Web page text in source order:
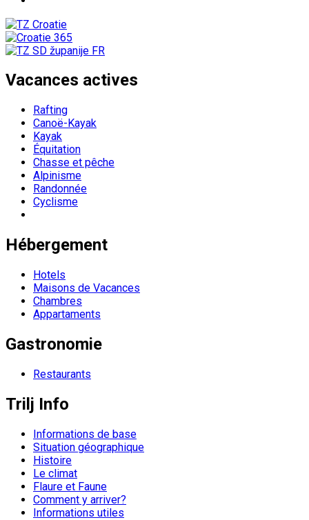
Vacances actives
Rafting
Canoë-Kayak
Kayak
Équitation
Chasse et pêche
Alpinisme
Randonnée
Cyclisme
Hébergement
Hotels
Maisons de Vacances
Chambres
Appartaments
Gastronomie
Restaurants
Trilj Info
Informations de base
Situation géographique
Histoire
Le climat
Flaure et Faune
Comment y arriver?
Informations utiles